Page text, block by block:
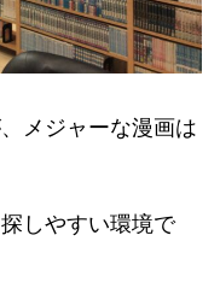
メジャーな漫画は
しやすい環境で